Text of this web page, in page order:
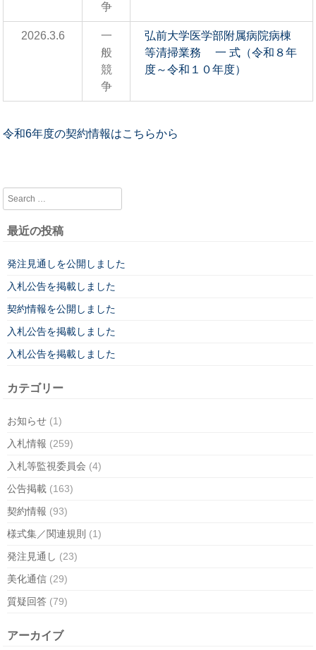
争
2026.3.6
一
般
競
争
弘前大学医学部附属病院病棟
等清掃業務 一 式（令和８年
度～令和１０年度）
令和6年度の契約情報はこちらから
Search
最近の投稿
発注見通しを公開しました
入札公告を掲載しました
契約情報を公開しました
入札公告を掲載しました
入札公告を掲載しました
カテゴリー
お知らせ (1)
入札情報 (259)
入札等監視委員会 (4)
公告掲載 (163)
契約情報 (93)
様式集／関連規則 (1)
発注見通し (23)
美化通信 (29)
質疑回答 (79)
アーカイブ